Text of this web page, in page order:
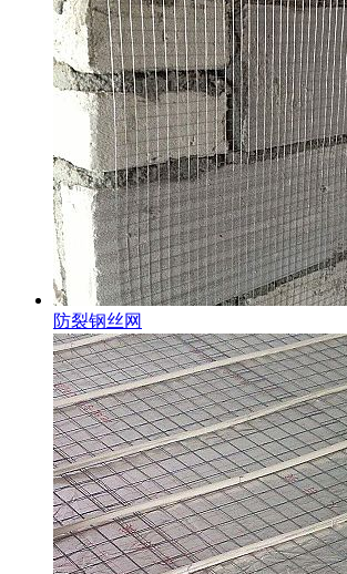
防裂钢丝网